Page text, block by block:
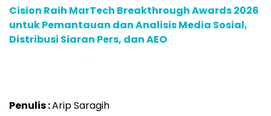
Cision Raih MarTech Breakthrough Awards 2026
untuk Pemantauan dan Analisis Media Sosial,
Distribusi Siaran Pers, dan AEO
Penulis :Arip Saragih